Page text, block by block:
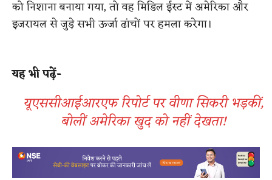
को निशाना बनाया गया, तो वह मिडिल ईस्ट में अमेरिका और
इजरायल से जुड़े सभी ऊर्जा ढांचों पर हमला करेगा।
यह भी पढ़ें-
यूएससीआईआरएफ रिपोर्ट पर वीणा सिकरी भड़कीं,
बोलीं अमेरिका खुद को नहीं देखता!